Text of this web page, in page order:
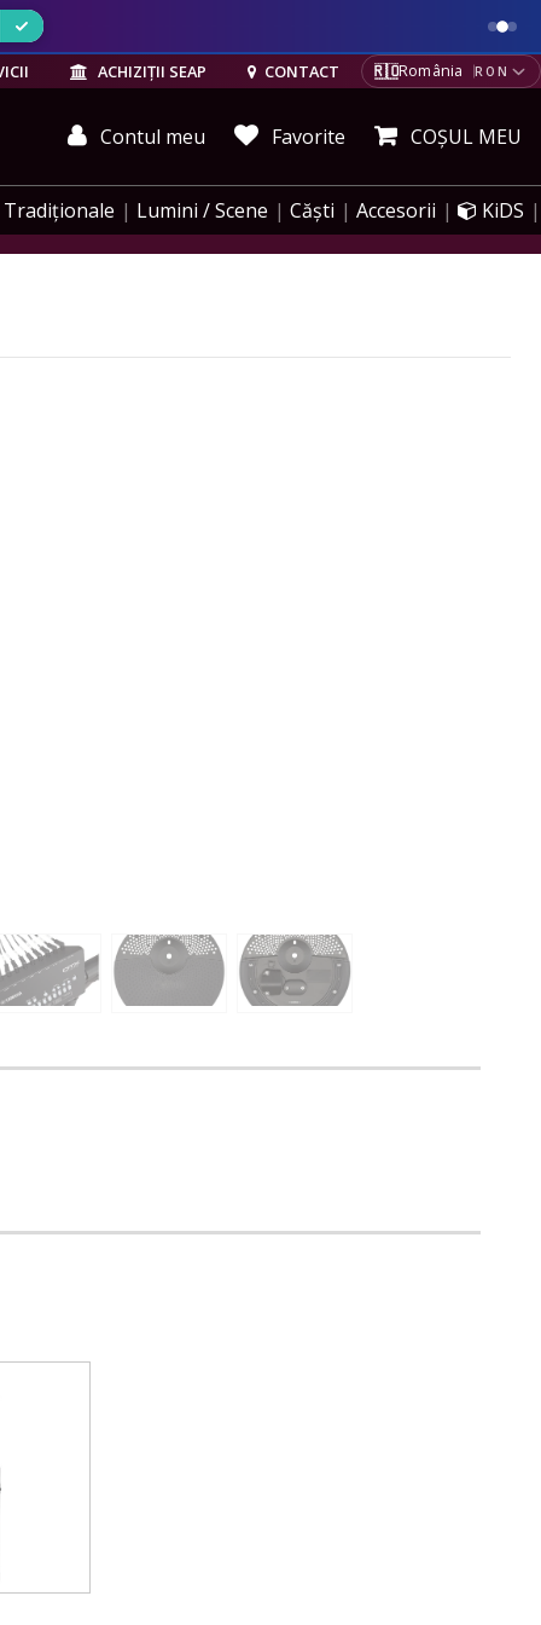
ACHIZIȚII SEAP CONTACT 🇷🇴România RON
Contul meu Favorite COȘUL MEU
Tradiționale Lumini / Scene Căști Accesorii KiDS